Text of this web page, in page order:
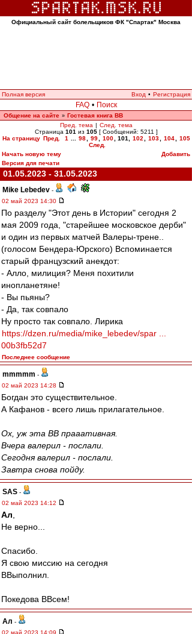
Официальный сайт болельщиков ФК "Спартак" Москва
Полная версия Вход • Регистрация
FAQ • Поиск
Общение на сайте » Гостевая книга ВВ
Пред. тема | След. тема
Страница 101 из 105[ Сообщений: 5211 ]
На страницу Пред. 1 98 99 100 101 102 103 104
105
След.
Начать новую тему
Добавить
Версия для печати
01.05.2023 - 31.05.2023
Mike Lebedev -
02 май 2023 14:30
По разделу "Этот день в Истории" сегодня 2
мая 2009 года, "старейшее московское дерби"
и один из первых матчей Валеры-трене..
(голосом Бендера-Юрского) Вспоминается
старый французский анекдот:
- Алло, милиция? Меня похитили
инопланетяне!
- Вы пьяны?
- Да, так совпало
Ну просто так совпало. Лирика
https://dzen.ru/media/mike_lebedev/spar ...
00b3fb52d7
Последнее сообщение
mmmmm -
02 май 2023 14:28
Богдан это существительное.
А Кафанов - всего лишь прилагательное.
Ох, уж эта ВВ прааативная.
Вчера валерил - послали.
Сегодня валерил - послали.
Завтра снова пойду.
SAS -
02 май 2023 14:12
Ал
Не верно...
Спасибо.
Я свою миссию на сегодня
ВВыполнил.
Покедова ВВсем!
Ал -
02 май 2023 14:09